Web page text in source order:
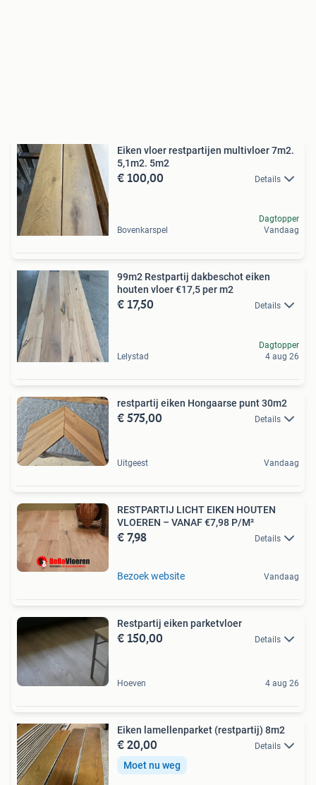
Eiken vloer restpartijen multivloer 7m2.
5,1m2. 5m2
€ 100,00 Details
Bovenkarspel
Dagtopper
Vandaag
99m2 Restpartij dakbeschot eiken
houten vloer €17,5 per m2
€ 17,50 Details
Lelystad
Dagtopper
4 aug 26
restpartij eiken Hongaarse punt 30m2
€ 575,00 Details
Uitgeest Vandaag
RESTPARTIJ LICHT EIKEN HOUTEN
VLOEREN – VANAF €7,98 P/M²
€ 7,98 Details
Bezoek website Vandaag
Restpartij eiken parketvloer
€ 150,00 Details
Hoeven 4 aug 26
Eiken lamellenparket (restpartij) 8m2
€ 20,00 Details
Moet nu weg